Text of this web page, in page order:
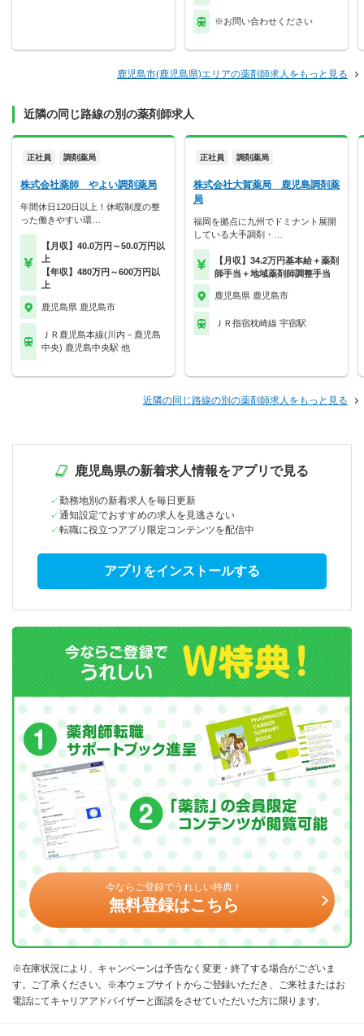
※お問い合わせください
鹿児島市(鹿児島県)エリアの薬剤師求人をもっと見る
近隣の同じ路線の別の薬剤師求人
正社員 調剤薬局
株式会社薬師 やよい調剤薬局
年間休日120日以上！休暇制度の整
った働きやすい環…
【月収】40.0万円～50.0万円以
上
【年収】480万円～600万円以
上
鹿児島県 鹿児島市
ＪＲ鹿児島本線(川内－鹿児島
中央) 鹿児島中央駅 他
正社員 調剤薬局
株式会社大賀薬局 鹿児島調剤薬
局
福岡を拠点に九州でドミナント展開
している大手調剤・…
【月収】34.2万円基本給＋薬剤
師手当＋地域薬剤師調整手当
鹿児島県 鹿児島市
ＪＲ指宿枕崎線 宇宿駅
近隣の同じ路線の別の薬剤師求人をもっと見る
鹿児島県の新着求人情報をアプリで見る
勤務地別の新着求人を毎日更新
通知設定でおすすめの求人を見逃さない
転職に役立つアプリ限定コンテンツを配信中
アプリをインストールする
今ならご登録でうれしい特典！
無料登録はこちら
※在庫状況により、キャンペーンは予告なく変更・終了する場合がございま
す。ご了承ください。※本ウェブサイトからご登録いただき、ご来社またはお
電話にてキャリアアドバイザーと面談をさせていただいた方に限ります。